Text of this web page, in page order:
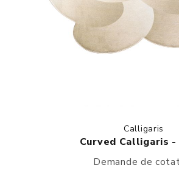
Calligaris
Curved Calligaris -
Demande de